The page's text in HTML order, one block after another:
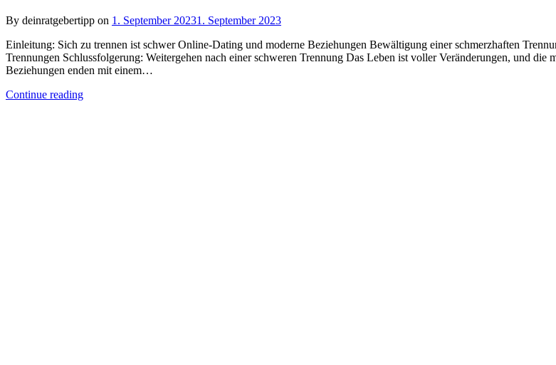
By deinratgebertipp on 1. September 20231. September 2023
Einleitung: Sich zu trennen ist schwer Online-Dating und moderne Beziehungen Bewältigung einer schmerzhaften
Trennungen Schlussfolgerung: Weitergehen nach einer schweren Trennung Das Leben ist voller Veränderungen, und
Beziehungen enden mit einem…
Continue reading